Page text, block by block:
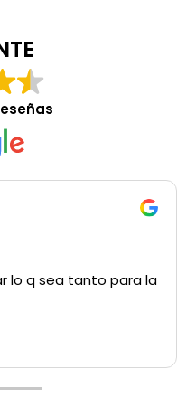
lo q sea tanto para la